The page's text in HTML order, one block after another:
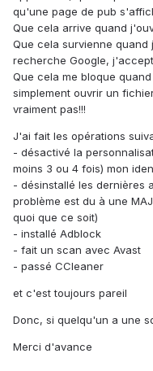
qu'une page de pub
Que cela arrive quand
Que cela survienne quand
recherche Google,
Que cela me bloque
simplement ouvrir un
vraiment pas!!!
J'ai fait les opérations
- désactivé la
moins 3 ou 4 fois) mon
- désinstallé les dernières
problème est du à une
quoi que ce soit)
- installé Adblock
- fait un scan avec Avast
- passé CCleaner
et c'est toujours pareil
Donc, si quelqu'un a une
Merci d'avance